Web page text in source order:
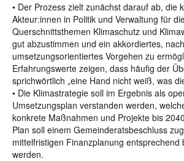
• Der Prozess zielt zunächst darauf ab, die
Akteur:innen in Politik und Verwaltung für
Querschnittsthemen Klimaschutz und
gut abzustimmen und ein akkordiertes,
umsetzungsorientiertes Vorgehen zu
Erfahrungswerte zeigen, dass häufig der
sprichwörtlich „eine Hand nicht weiß, was
• Die Klimastrategie soll im Ergebnis als
Umsetzungsplan verstanden werden,
konkrete Maßnahmen und Projekte bis
Plan soll einem Gemeinderatsbeschluss
mittelfristigen Finanzplanung entsprechend
werden.